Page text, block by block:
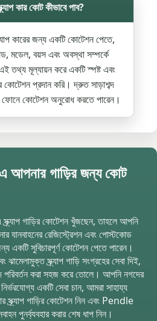
কার কোট কীভাবে পাব?
কারের জন্য একটি কোটেশন পেতে,
মডেল, বয়স এবং অবস্থা সম্পর্কে
তথ্য মূল্যায়ন করে একটি স্পষ্ট এবং
কোটেশন প্রদান করি। দ্রুত সাড়াশব্দ
ফোনে কোটেশন অনুরোধ করতে পারেন।
গাড়ির জন্য কোট
গাড়ির কোটেশন খুঁজছেন, তাহলে আপনি
যানবাহনের রেজিস্ট্রেশন এবং পোস্টকোড
একটি সুবিচারপূর্ণ কোটেশন পেতে পারেন।
স্ক্র্যাপ গাড়ি সংগ্রহের সেবা দিই,
পরিবর্তন করা সহজ করে তোলে। আপনি নগদের
একটি সেবা চান, আমরা সাহায্য
গাড়ির কোটেশন নিন এবং Pendle
পুনর্ব্যবহার করার শেষ ধাপ নিন।